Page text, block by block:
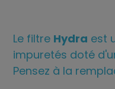
Le filtre Hydra est
impuretés doté
Pensez à la